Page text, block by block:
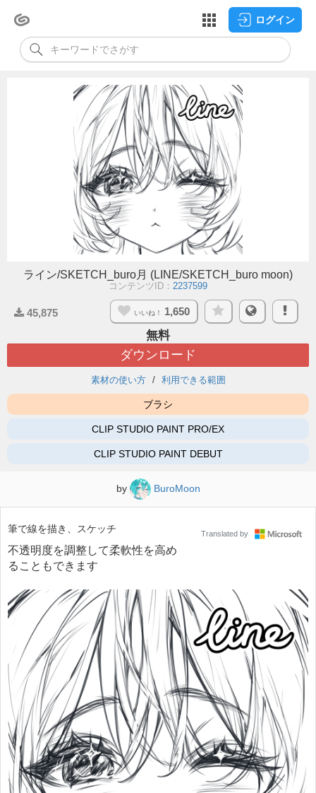
ログイン
ライン/SKETCH_buro月 (LINE/SKETCH_buro moon)
コンテンツID： 2237599
45,875 いいね！ 1,650
無料
ダウンロード
素材の使い方 利用できる範囲
ブラシ
CLIP STUDIO PAINT PRO/EX
CLIP STUDIO PAINT DEBUT
by BuroMoon
Translated by
筆で線を描き、スケッチ
不透明度を調整して柔軟性を高め
ることもできます